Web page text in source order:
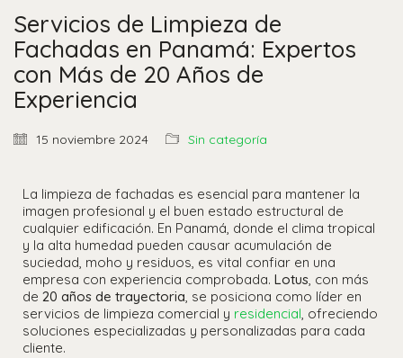
Servicios de Limpieza de
Fachadas en Panamá: Expertos
con Más de 20 Años de
Experiencia
15 noviembre 2024 Sin categoría
La limpieza de fachadas es esencial para mantener la
imagen profesional y el buen estado estructural de
cualquier edificación. En Panamá, donde el clima tropical
y la alta humedad pueden causar acumulación de
suciedad, moho y residuos, es vital confiar en una
empresa con experiencia comprobada. Lotus, con más
de 20 años de trayectoria, se posiciona como líder en
servicios de limpieza comercial y residencial, ofreciendo
soluciones especializadas y personalizadas para cada
cliente.